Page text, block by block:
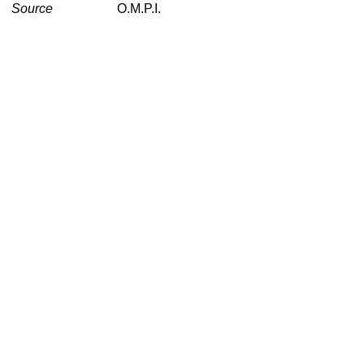
Source O.M.P.I.